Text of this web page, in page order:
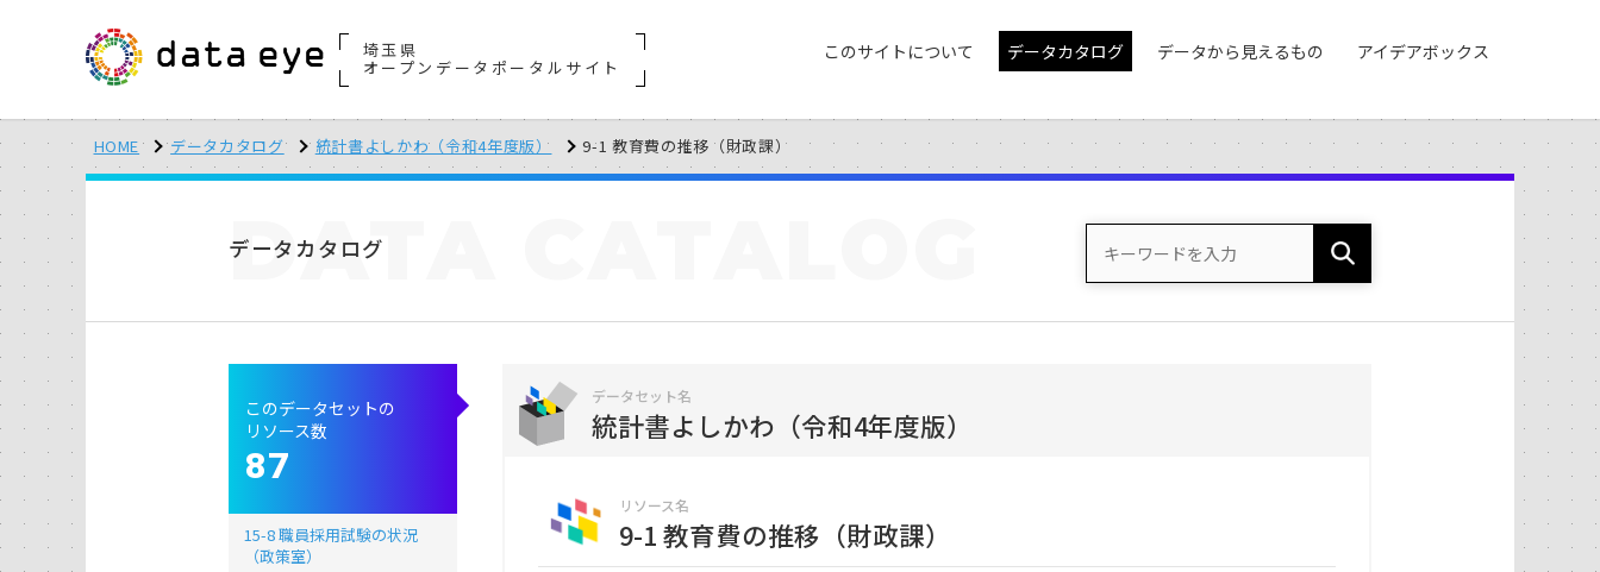
埼玉県
オープンデータポータルサイト
このサイトについて データカタログ データから見えるもの アイデアボックス
HOME データカタログ 統計書よしかわ（令和4年度版） 9-1 教育費の推移（財政課）
データカタログ
DATA
データセット名
統計書よしかわ（令和4年度版）
リソース名
9-1 教育費の推移（財政課）
このデータセットの
リソース数
87
15-8 職員採用試験の状況
（政策室）